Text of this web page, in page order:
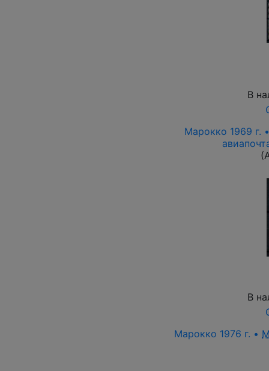
В
Марокко 1969 г.
В
Марокко 1976 г. •